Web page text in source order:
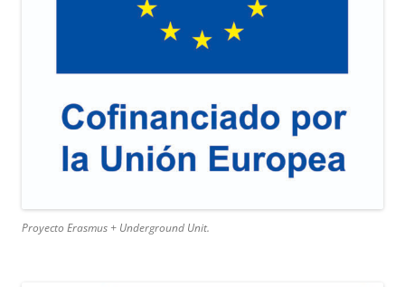
Proyecto Erasmus + Underground Unit.